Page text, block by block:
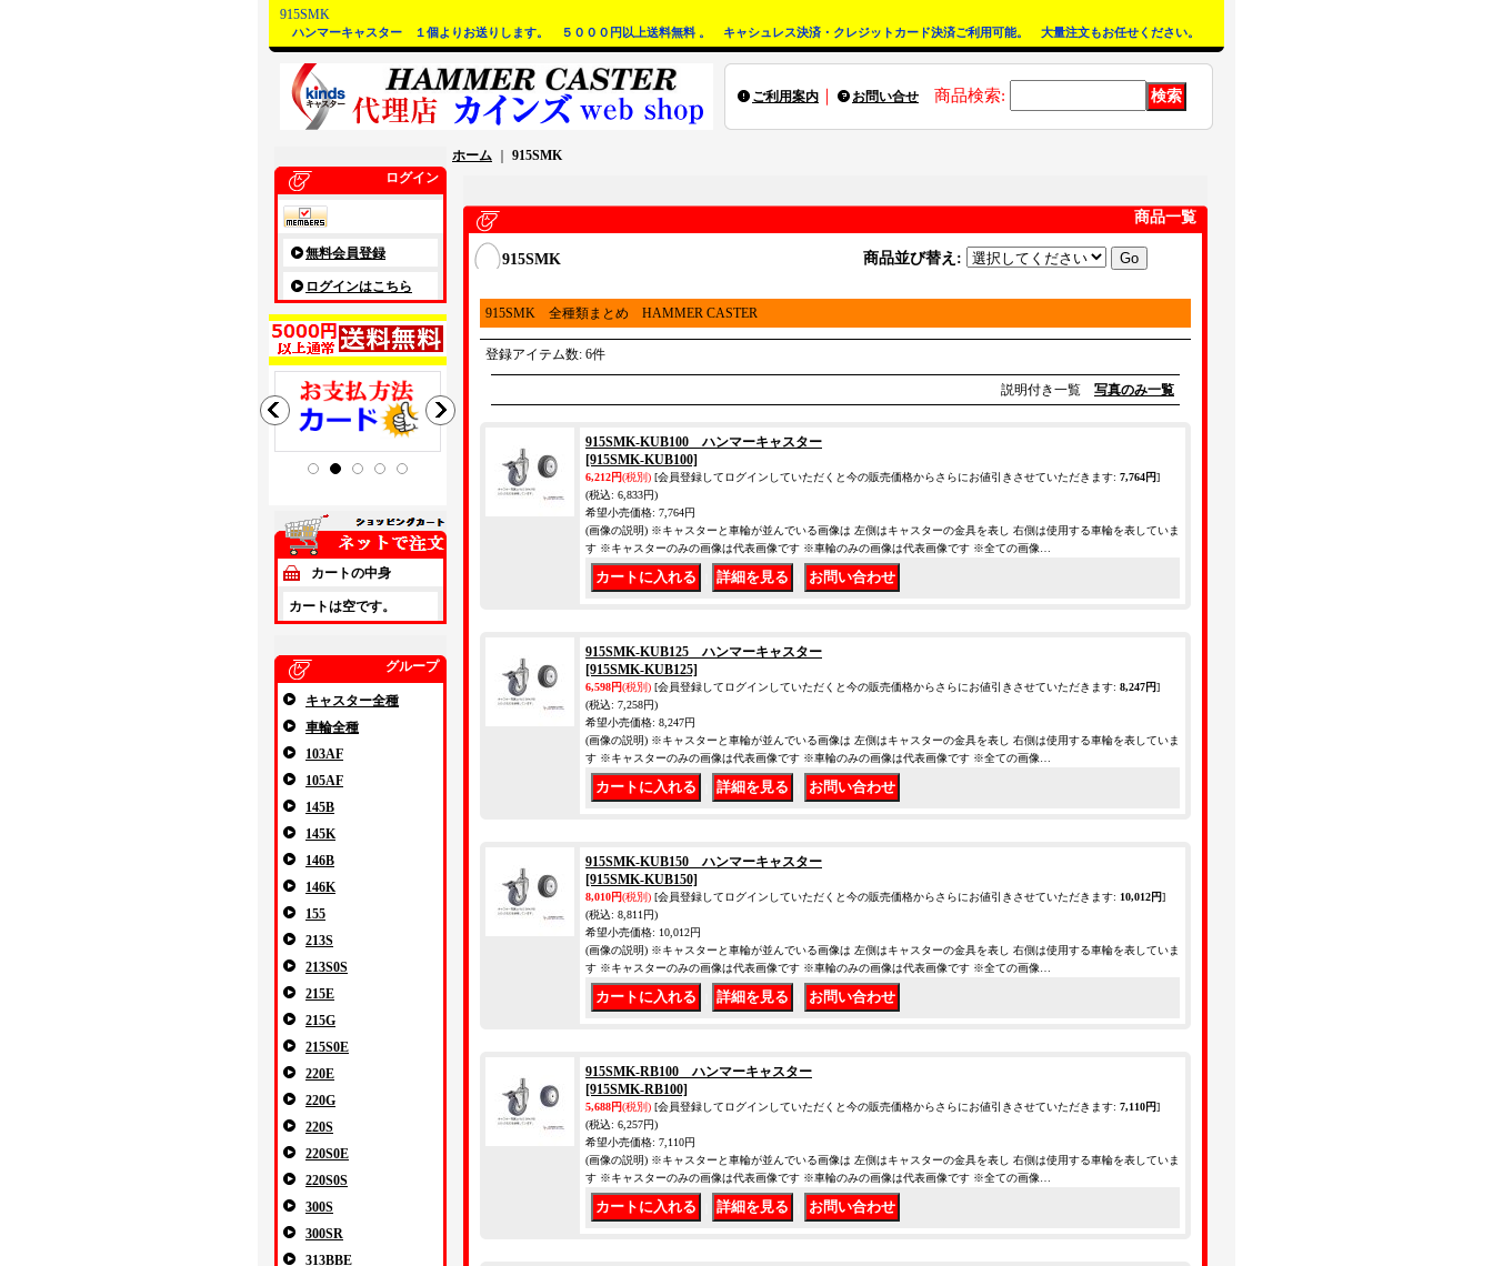
915SMK
ハンマーキャスター １個よりお送りします。 ５０００円以上送料無料 。 キャシュレス決済・クレジットカード決済ご利用可能。 大量注文もお任せください。
ご利用案内 ｜ お問い合せ 商品検索:
ログイン
無料会員登録
ログインはこちら
カートの中身
カートは空です。
グループ
キャスター全種
車輪全種
103AF
105AF
145B
145K
146B
146K
155
213S
213S0S
215E
215G
215S0E
220E
220G
220S
220S0E
220S0S
300S
300SR
313BBE
ホーム 915SMK
商品一覧
915SMK 商品並び替え :
915SMK 全種類まとめ HAMMER CASTER
登録アイテム数: 6件
説明付き一覧 写真のみ一覧
915SMK-KUB100 ハンマーキャスター
[915SMK-KUB100]
6,212円(税別) [会員登録してログインしていただくと今の販売価格からさらにお値引きさせていただきます: 7,764円]
(税込: 6,833円)
希望小売価格: 7,764円
(画像の説明) ※キャスターと車輪が並んでいる画像は 左側はキャスターの金具を表し 右側は使用する車輪を表していま
す ※キャスターのみの画像は代表画像です ※車輪のみの画像は代表画像です ※全ての画像…
915SMK-KUB125 ハンマーキャスター
[915SMK-KUB125]
6,598円(税別) [会員登録してログインしていただくと今の販売価格からさらにお値引きさせていただきます: 8,247円]
(税込: 7,258円)
希望小売価格: 8,247円
(画像の説明) ※キャスターと車輪が並んでいる画像は 左側はキャスターの金具を表し 右側は使用する車輪を表していま
す ※キャスターのみの画像は代表画像です ※車輪のみの画像は代表画像です ※全ての画像…
915SMK-KUB150 ハンマーキャスター
[915SMK-KUB150]
8,010円(税別) [会員登録してログインしていただくと今の販売価格からさらにお値引きさせていただきます: 10,012円]
(税込: 8,811円)
希望小売価格: 10,012円
(画像の説明) ※キャスターと車輪が並んでいる画像は 左側はキャスターの金具を表し 右側は使用する車輪を表していま
す ※キャスターのみの画像は代表画像です ※車輪のみの画像は代表画像です ※全ての画像…
915SMK-RB100 ハンマーキャスター
[915SMK-RB100]
5,688円(税別) [会員登録してログインしていただくと今の販売価格からさらにお値引きさせていただきます: 7,110円]
(税込: 6,257円)
希望小売価格: 7,110円
(画像の説明) ※キャスターと車輪が並んでいる画像は 左側はキャスターの金具を表し 右側は使用する車輪を表していま
す ※キャスターのみの画像は代表画像です ※車輪のみの画像は代表画像です ※全ての画像…